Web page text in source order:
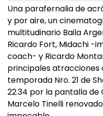
Una parafernalia de
y por aire, un
multitudinario Baila
Ricardo Fort, Midachi -
coach- y Ricardo
principales atracciones
temporada Nro. 21 de
22.34 por la pantalla de
Marcelo Tinelli